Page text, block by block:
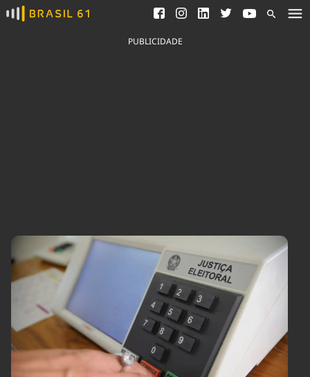
Ver todas as notícias
Saneamento
Indicadores
Agronegócios
Brasil
Ciência &
Tecnologia
Cinema
Comportamento
Infraestrutura
Internacional
Meio Ambiente
Podcast
Política
Saúde
Tempo
PUBLICIDADE